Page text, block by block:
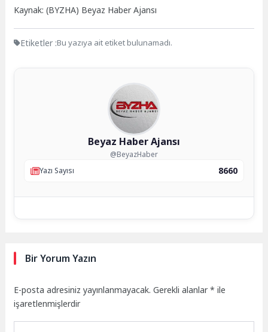
Kaynak: (BYZHA) Beyaz Haber Ajansı
Etiketler :Bu yazıya ait etiket bulunamadı.
Beyaz Haber Ajansı
@BeyazHaber
Yazı Sayısı
8660
Bir Yorum Yazın
E-posta adresiniz yayınlanmayacak. Gerekli alanlar* ile
işaretlenmişlerdir